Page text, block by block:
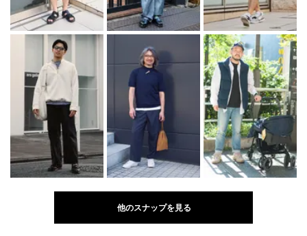
他のスナップを見る